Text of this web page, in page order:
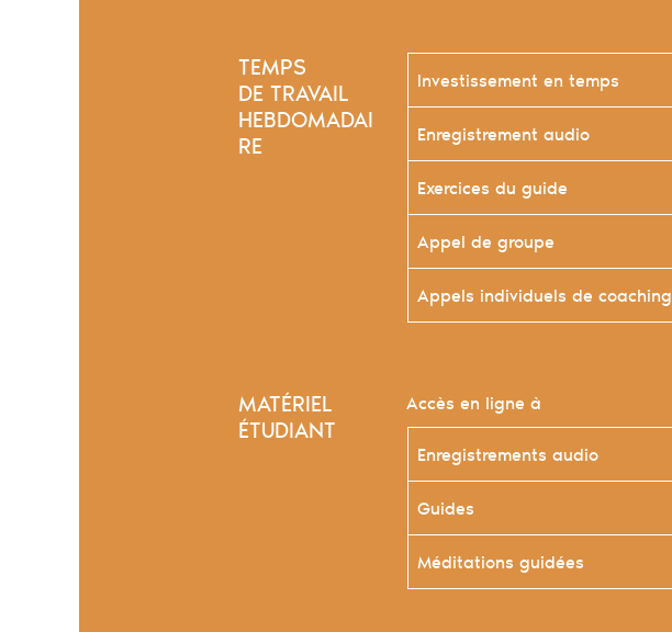
TEMPS
DE TRAVAIL
HEBDOMADAI
RE
Investissement en temps
Enregistrement audio
Exercices du guide
Appel de groupe
Appels individuels de coaching
MATÉRIEL
ÉTUDIANT
Accès en ligne à
Enregistrements audio
Guides
Méditations guidées